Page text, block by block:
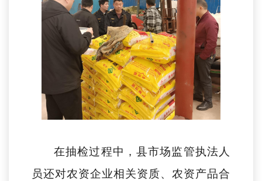
在抽检过程中，县市场监管执法人
员还对农资企业相关资质、农资产品合